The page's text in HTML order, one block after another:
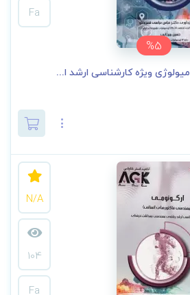
%5
Fa
N/A
104
Fa